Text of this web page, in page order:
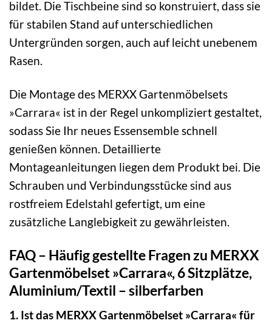
bildet. Die Tischbeine sind so konstruiert, dass sie
für stabilen Stand auf unterschiedlichen
Untergründen sorgen, auch auf leicht unebenem
Rasen.
Die Montage des MERXX Gartenmöbelsets
»Carrara« ist in der Regel unkompliziert gestaltet,
sodass Sie Ihr neues Essensemble schnell
genießen können. Detaillierte
Montageanleitungen liegen dem Produkt bei. Die
Schrauben und Verbindungsstücke sind aus
rostfreiem Edelstahl gefertigt, um eine
zusätzliche Langlebigkeit zu gewährleisten.
FAQ – Häufig gestellte Fragen zu MERXX
Gartenmöbelset »Carrara«, 6 Sitzplätze,
Aluminium/Textil – silberfarben
1. Ist das MERXX Gartenmöbelset »Carrara« für